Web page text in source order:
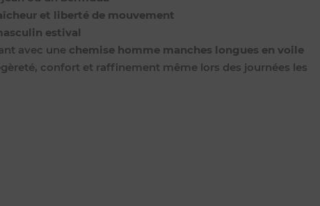
et liberté de mouvement
estival
avec une chemise homme manches longues en voile
confort et raffinement même lors des journées les